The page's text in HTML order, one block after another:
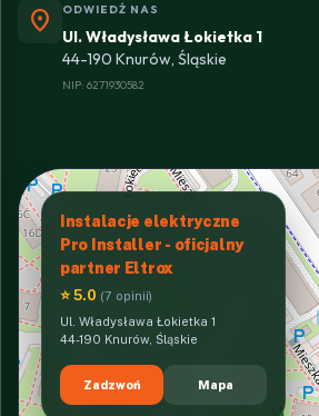
location_on ODWIEDŹ NAS
Ul. Władysława Łokietka 1
44-190 Knurów, Śląskie
NIP: 6271930582
Instalacje elektryczne
Pro Installer - oficjalny
partner Eltrox
⭐ 5.0 (7 opinii)
Ul. Władysława Łokietka 1
44-190 Knurów, Śląskie
Zadzwoń Mapa